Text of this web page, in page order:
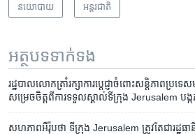
នយោបាយ អន្តរជាតិ
អត្ថបទ​ទាក់ទង
រដ្ឋបាល​លោក​ត្រាំ​រក្សា​ការ​ប្តេជ្ញា​ចំពោះ​សន្តិភាព​ប្រ
សម្រេច​ចិត្ត​ពី​ការ​ទទួល​ស្គាល់​ទីក្រុង​ Jerusalem​ ប
សហភាព​អឺរ៉ុប​ថា ទីក្រុង Jerusalem ត្រូវតែ​ជា​រដ្ឋ